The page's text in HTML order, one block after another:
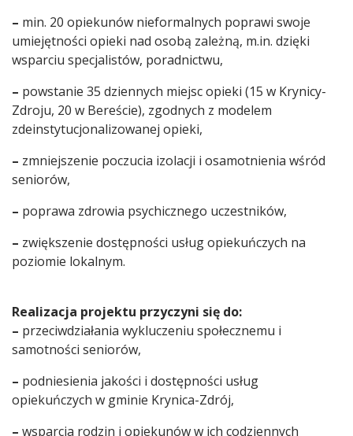
– min. 20 opiekunów nieformalnych poprawi swoje
umiejętności opieki nad osobą zależną, m.in. dzięki
wsparciu specjalistów, poradnictwu,
– powstanie 35 dziennych miejsc opieki (15 w Krynicy-
Zdroju, 20 w Bereście), zgodnych z modelem
zdeinstytucjonalizowanej opieki,
– zmniejszenie poczucia izolacji i osamotnienia wśród
seniorów,
– poprawa zdrowia psychicznego uczestników,
– zwiększenie dostępności usług opiekuńczych na
poziomie lokalnym.
Realizacja projektu przyczyni się do:
– przeciwdziałania wykluczeniu społecznemu i
samotności seniorów,
– podniesienia jakości i dostępności usług
opiekuńczych w gminie Krynica-Zdrój,
– wsparcia rodzin i opiekunów w ich codziennych